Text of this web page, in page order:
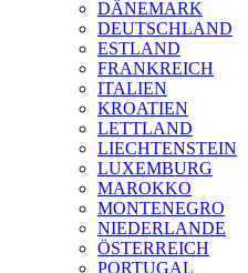
DÄNEMARK
DEUTSCHLAND
ESTLAND
FRANKREICH
ITALIEN
KROATIEN
LETTLAND
LIECHTENSTEIN
LUXEMBURG
MAROKKO
MONTENEGRO
NIEDERLANDE
ÖSTERREICH
PORTUGAL